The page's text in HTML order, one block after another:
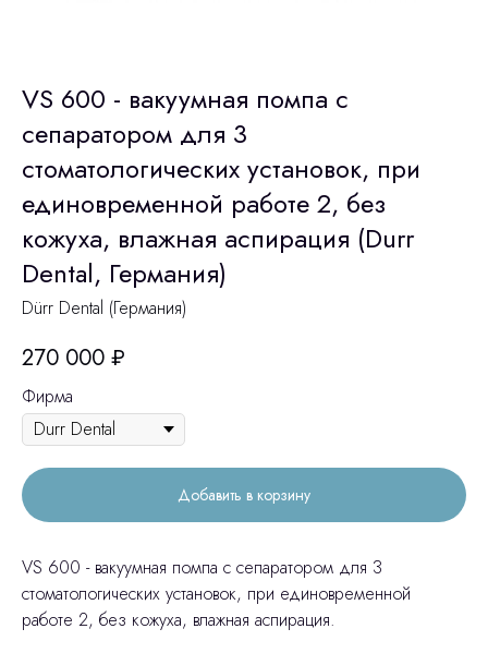
VS 600 - вакуумная помпа с
сепаратором для 3
стоматологических установок, при
единовременной работе 2, без
кожуха, влажная аспирация (Durr
Dental, Германия)
Dürr Dental (Германия)
270 000 ₽
Фирма
Добавить в корзину
VS 600 - вакуумная помпа с сепаратором для 3
стоматологических установок, при единовременной
работе 2, без кожуха, влажная аспирация.